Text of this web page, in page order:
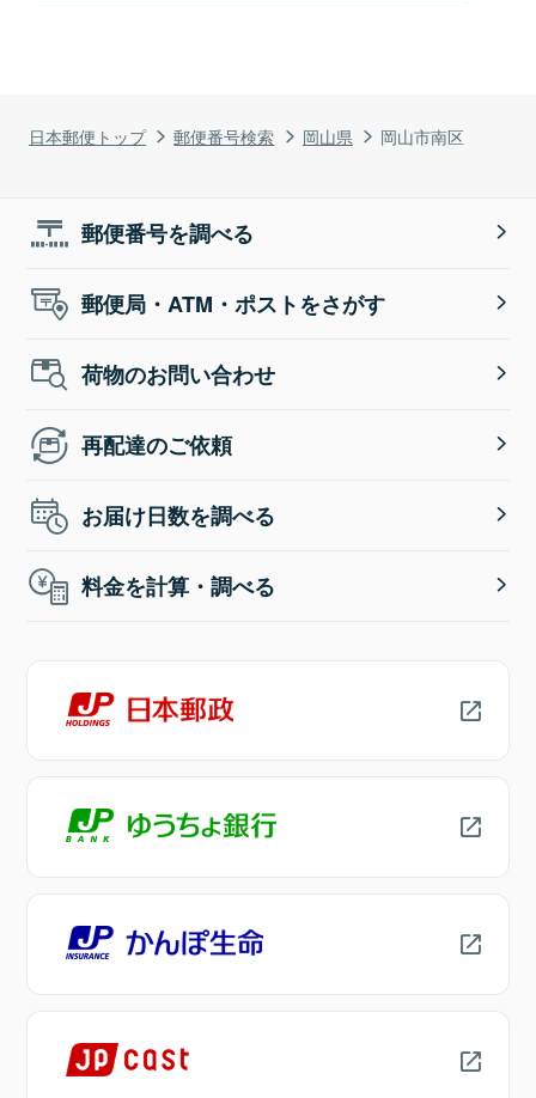
日本郵便トップ 郵便番号検索 岡山県 岡山市南区
郵便番号を調べる
郵便局・ATM・ポストをさがす
荷物のお問い合わせ
再配達のご依頼
お届け日数を調べる
料金を計算・調べる